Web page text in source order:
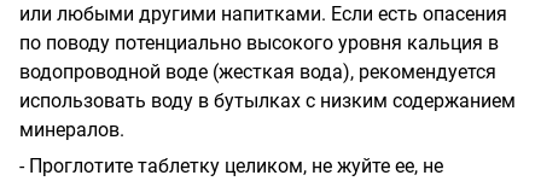
или любыми другими напитками. Если есть опасения
по поводу потенциально высокого уровня кальция в
водопроводной воде (жесткая вода), рекомендуется
использовать воду в бутылках с низким содержанием
минералов.
- Проглотите таблетку целиком, не жуйте ее, не